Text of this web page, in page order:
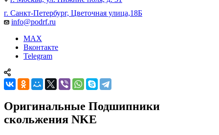
г. Санкт-Петербург, Цветочная улица,18Б
info@podrf.ru
MAX
Вконтакте
Telegram
Оригинальные Подшипники
скольжения NKE